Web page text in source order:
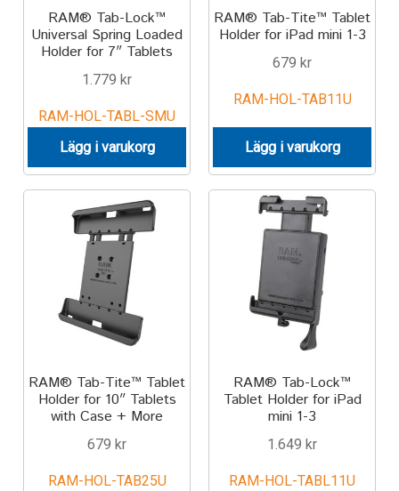
IntelliSkin
PRODUKTSERIE
GDS Tech Tab-Lock
No-Drill
Power-Grip
Quick-Grip
RAM ROD
Produkter efter livsstil/aktivitet
RAM® Tab-Lock™
Universal Spring Loaded
Holder for 7″ Tablets
1.779 kr
RAM-HOL-TABL-SMU
Lägg i varukorg
RAM® Tab-Tite™ Tablet
Holder for iPad mini 1-3
679 kr
RAM-HOL-TAB11U
Lägg i varukorg
RAM® Tab-Tite™ Tablet
Holder for 10″ Tablets
with Case + More
679 kr
RAM-HOL-TAB25U
RAM® Tab-Lock™
Tablet Holder for iPad
mini 1-3
1.649 kr
RAM-HOL-TABL11U